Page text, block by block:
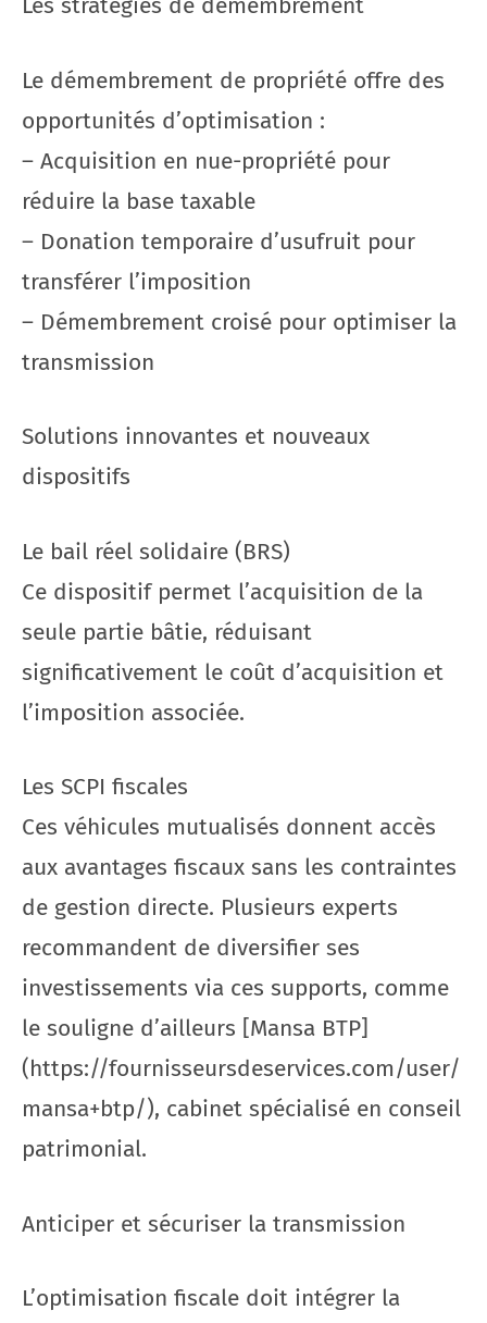
Le démembrement de propriété offre des
opportunités d’optimisation :
– Acquisition en nue-propriété pour
réduire la base taxable
– Donation temporaire d’usufruit pour
transférer l’imposition
– Démembrement croisé pour optimiser la
transmission
Solutions innovantes et nouveaux
dispositifs
Le bail réel solidaire (BRS)
Ce dispositif permet l’acquisition de la
seule partie bâtie, réduisant
significativement le coût d’acquisition et
l’imposition associée.
Les SCPI fiscales
Ces véhicules mutualisés donnent accès
aux avantages fiscaux sans les contraintes
de gestion directe. Plusieurs experts
recommandent de diversifier ses
investissements via ces supports, comme
le souligne d’ailleurs [Mansa BTP]
(https://fournisseursdeservices.com/user/
mansa+btp/), cabinet spécialisé en conseil
patrimonial.
Anticiper et sécuriser la transmission
L’optimisation fiscale doit intégrer la